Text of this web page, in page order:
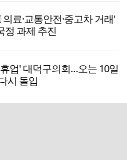
의료·교통안전·중고차 거래'
정 과제 추진
업' 대덕구의회…오는 10일
시 돌입